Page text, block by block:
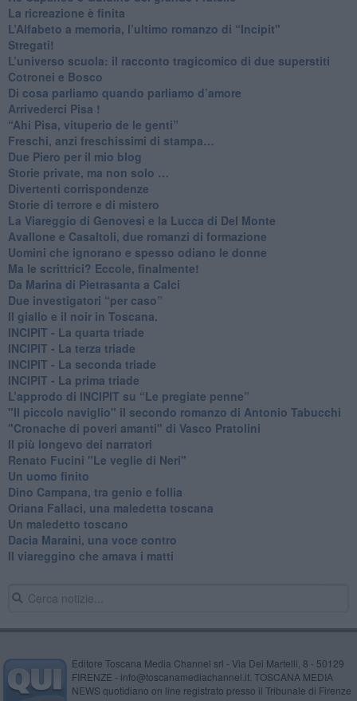
La ricreazione è finita
​L’Alfabeto a memoria, l’ultimo romanzo di “Incipit"
​Stregati!
L’universo scuola: il racconto tragicomico di due superstiti
Cotronei e Bosco
Di cosa parliamo quando parliamo d’amore
Arrivederci Pisa !
​“Ahi Pisa, vituperio de le genti”
Freschi, anzi freschissimi di stampa…
​Due Piero per il mio blog
​Storie private, ma non solo …
Divertenti corrispondenze
Storie di terrore e di mistero
La Viareggio di Genovesi e la Lucca di Del Monte
Avallone e Casaltoli, due romanzi di formazione
​Uomini che ignorano e spesso odiano le donne
Ma le scrittrici? Eccole, finalmente!
Da Marina di Pietrasanta a Calci
​Due investigatori “per caso”
​Il giallo e il noir in Toscana.
INCIPIT - La quarta triade
INCIPIT - La terza triade
INCIPIT - La seconda triade
INCIPIT - La prima triade
L’approdo di INCIPIT su “Le pregiate penne”
​"Il piccolo naviglio" il secondo romanzo di Antonio Tabucchi
​"Cronache di poveri amanti" di Vasco Pratolini
​Il più longevo dei narratori
Renato Fucini "Le veglie di Neri"
Un uomo finito
​Dino Campana, tra genio e follia
​Oriana Fallaci, una maledetta toscana
​Un maledetto toscano
​Dacia Maraini, una voce contro
​Il viareggino che amava i matti
Editore Toscana Media Channel srl - Via Dei Martelli, 8 - 50129
FIRENZE - info@toscanamediachannel.it. TOSCANA MEDIA
NEWS quotidiano on line registrato presso il Tribunale di Firenze